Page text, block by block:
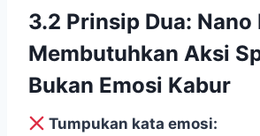
3.2 Prinsip Dua: Nano
Membutuhkan Aksi
Bukan Emosi Kabur
Tumpukan kata emosi: